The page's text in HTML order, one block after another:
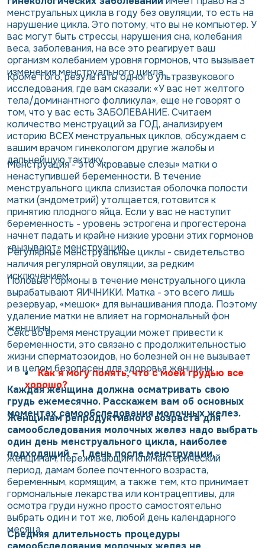
менструальных цикла в году без овуляции, то есть на
нарушение цикла. Это потому, что вы не компьютер. У
вас могут быть стрессы, нарушения сна, колебания
веса, заболевания, на все это реагирует ваш
организм колебанием уровня гормонов, что вызывает
изменения менструального цикла.
Кроме того, результаты одного ультразвукового
исследования, где вам сказали: «У вас нет желтого
тела/доминантного фолликула», еще не говорят о
том, что у вас есть ЗАБОЛЕВАНИЕ. Считаем
количество менструаций за ГОД, анализируем
историю ВСЕХ менструальных циклов, обсуждаем с
вашим врачом гинекологом другие жалобы и
дальнейшую тактику.
Менструация - это «кровавые слезы» матки о
ненаступившей беременности. В течение
менструального цикла слизистая оболочка полости
матки (эндометрий) утолщается, готовится к
принятию плодного яйца. Если у вас не наступит
беременность - уровень эстрогена и прогестерона
начнет падать и крайне низкие уровни этих гормонов
«вызывают» менструацию.
Регулярные менструальные циклы - свидетельство
наличия регулярной овуляции, за редким
исключением.
Половые гормоны в течение менструального цикла
вырабатывают ЯИЧНИКИ. Матка - это всего лишь
резервуар, «мешок» для вынашивания плода. Поэтому
удаление матки не влияет на гормональный фон
женщины.
Секс во время менструации может привести к
беременности, это связано с продолжительностью
жизни сперматозоидов, но болезней он не вызывает
и в целом безопасен для здоровья женщины.
Как я могу понять, что с моей грудью все
хорошо?
Каждая женщина должна осматривать свою
грудь ежемесячно. Расскажем вам об основных
моментах самообследования молочных желез.
Женщинам репродуктивного возраста для
самообследования молочных желез надо выбрать
один день менструального цикла, наиболее
подходящий – 1 день после менструации.
Женщинам, переживающим климактерический
период, дамам более почтенного возраста,
беременным, кормящим, а также тем, кто принимает
гормональные лекарства или контрацептивы, для
осмотра груди нужно просто самостоятельно
выбрать один и тот же, любой день календарного
месяца.
Средняя длительность процедуры